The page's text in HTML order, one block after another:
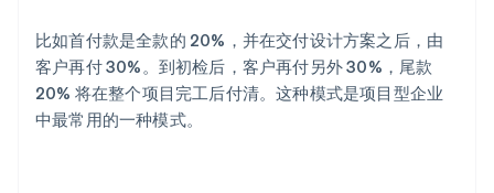
比如首付款是全款的 20%，并在交付设计方案之后，由
客户再付 30%。到初检后，客户再付另外 30%，尾款
20% 将在整个项目完工后付清。这种模式是项目型企业
中最常用的一种模式。